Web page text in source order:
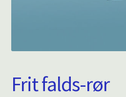
Frit falds-rør